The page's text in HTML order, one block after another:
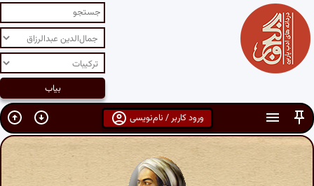
ورود کاربر / نام‌نویسی